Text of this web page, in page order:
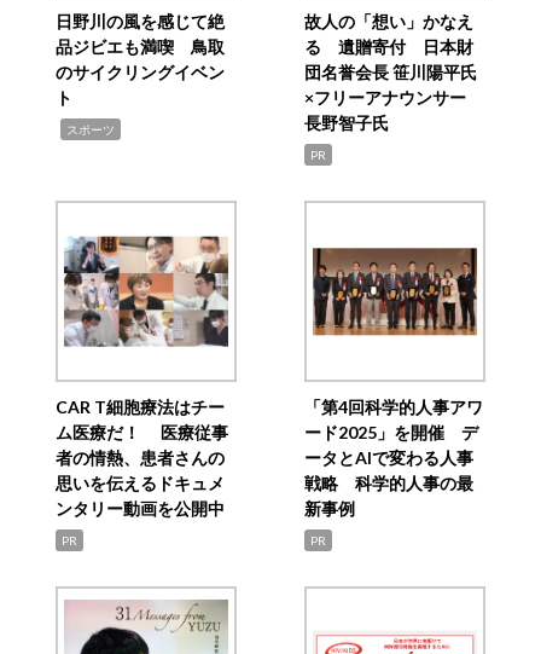
日野川の風を感じて絶
品ジビエも満喫 鳥取
のサイクリングイベン
ト
スポーツ
故人の「想い」かなえ
る 遺贈寄付 日本財
団名誉会長 笹川陽平氏
×フリーアナウンサー
長野智子氏
PR
CAR T細胞療法はチー
ム医療だ！ 医療従事
者の情熱、患者さんの
思いを伝えるドキュメ
ンタリー動画を公開中
PR
「第4回科学的人事アワ
ード2025」を開催 デ
ータとAIで変わる人事
戦略 科学的人事の最
新事例
PR